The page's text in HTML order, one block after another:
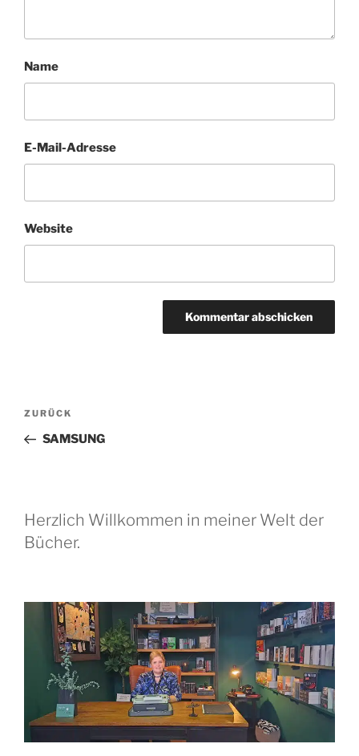
Name
E-Mail-Adresse
Website
Beitragsnavigation
Vorheriger
Beitrag
ZURÜCK
SAMSUNG
Herzlich Willkommen in meiner Welt der
Bücher.